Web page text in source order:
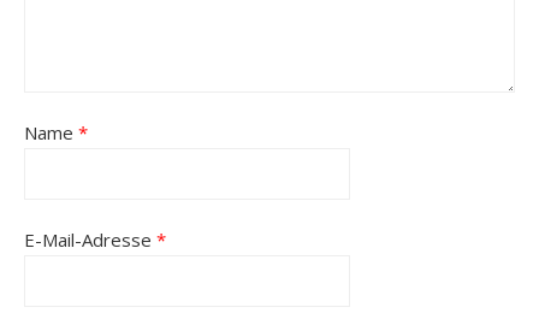
Name *
E-Mail-Adresse *